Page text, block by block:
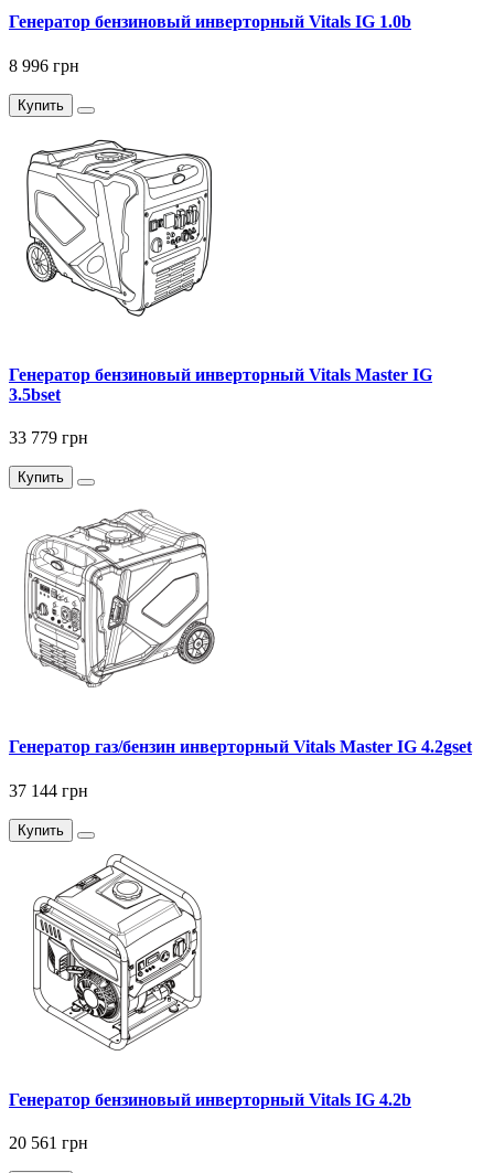
Генератор бензиновый инверторный Vitals IG 1.0b
8 996 грн
Купить
Генератор бензиновый инверторный Vitals Master IG
3.5bset
33 779 грн
Купить
Генератор газ/бензин инверторный Vitals Master IG 4.2gset
37 144 грн
Купить
Генератор бензиновый инверторный Vitals IG 4.2b
20 561 грн